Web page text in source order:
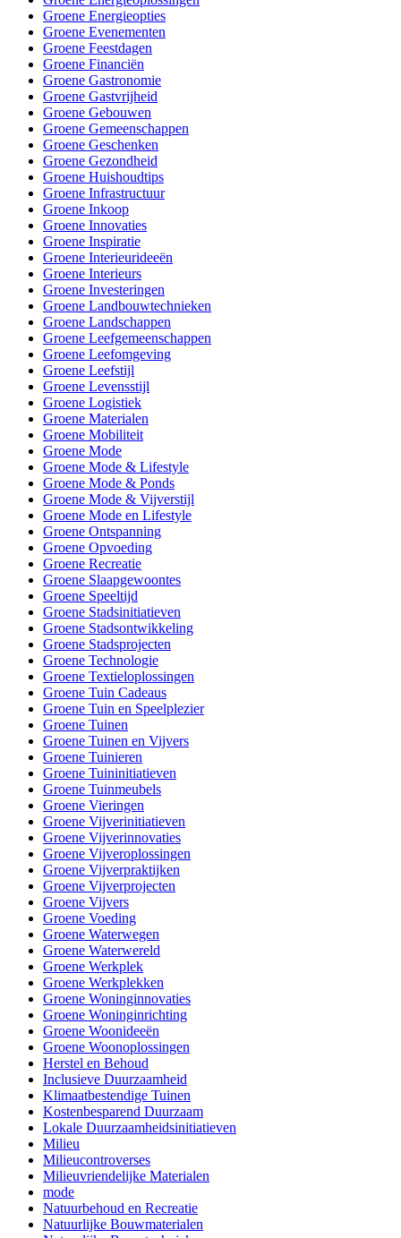
Groene Energieopties
Groene Evenementen
Groene Feestdagen
Groene Financiën
Groene Gastronomie
Groene Gastvrijheid
Groene Gebouwen
Groene Gemeenschappen
Groene Geschenken
Groene Gezondheid
Groene Huishoudtips
Groene Infrastructuur
Groene Inkoop
Groene Innovaties
Groene Inspiratie
Groene Interieurideeën
Groene Interieurs
Groene Investeringen
Groene Landbouwtechnieken
Groene Landschappen
Groene Leefgemeenschappen
Groene Leefomgeving
Groene Leefstijl
Groene Levensstijl
Groene Logistiek
Groene Materialen
Groene Mobiliteit
Groene Mode
Groene Mode & Lifestyle
Groene Mode & Ponds
Groene Mode & Vijverstijl
Groene Mode en Lifestyle
Groene Ontspanning
Groene Opvoeding
Groene Recreatie
Groene Slaapgewoontes
Groene Speeltijd
Groene Stadsinitiatieven
Groene Stadsontwikkeling
Groene Stadsprojecten
Groene Technologie
Groene Textieloplossingen
Groene Tuin Cadeaus
Groene Tuin en Speelplezier
Groene Tuinen
Groene Tuinen en Vijvers
Groene Tuinieren
Groene Tuininitiatieven
Groene Tuinmeubels
Groene Vieringen
Groene Vijverinitiatieven
Groene Vijverinnovaties
Groene Vijveroplossingen
Groene Vijverpraktijken
Groene Vijverprojecten
Groene Vijvers
Groene Voeding
Groene Waterwegen
Groene Waterwereld
Groene Werkplek
Groene Werkplekken
Groene Woninginnovaties
Groene Woninginrichting
Groene Woonideeën
Groene Woonoplossingen
Herstel en Behoud
Inclusieve Duurzaamheid
Klimaatbestendige Tuinen
Kostenbesparend Duurzaam
Lokale Duurzaamheidsinitiatieven
Milieu
Milieucontroverses
Milieuvriendelijke Materialen
mode
Natuurbehoud en Recreatie
Natuurlijke Bouwmaterialen